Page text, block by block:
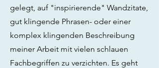
gelegt, auf "inspirierende" Wandzitate,
gut klingende Phrasen- oder einer
komplex klingenden Beschreibung
meiner Arbeit mit vielen schlauen
Fachbegriffen zu verzichten. Es geht